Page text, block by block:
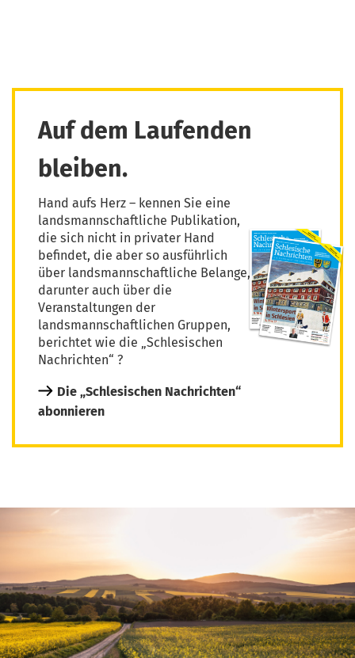
Auf dem Laufenden
bleiben.
Hand aufs Herz – kennen Sie eine
landsmannschaftliche Publikation,
die sich nicht in privater Hand
befindet, die aber so ausführlich
über landsmannschaftliche Belange,
darunter auch über die
Veranstaltungen der
landsmannschaftlichen Gruppen,
berichtet wie die „Schlesischen
Nachrichten“ ?
Die „Schlesischen Nachrichten“
abonnieren